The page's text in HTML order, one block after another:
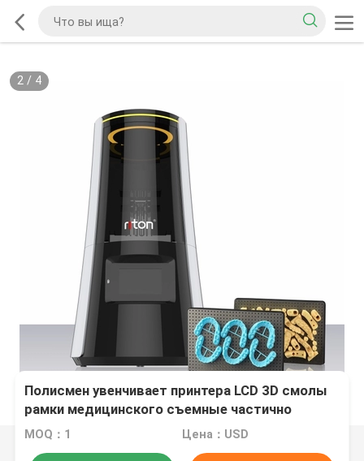
2/ 4
Полисмен увенчивает принтера LCD 3D смолы
рамки медицинского съемные частично
MOQ：1 Цена：USD